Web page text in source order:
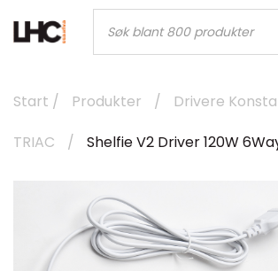
Products
search
Start / Produkter /
Drivere
TRIAC
/ Shelfie V2 Driver 120W